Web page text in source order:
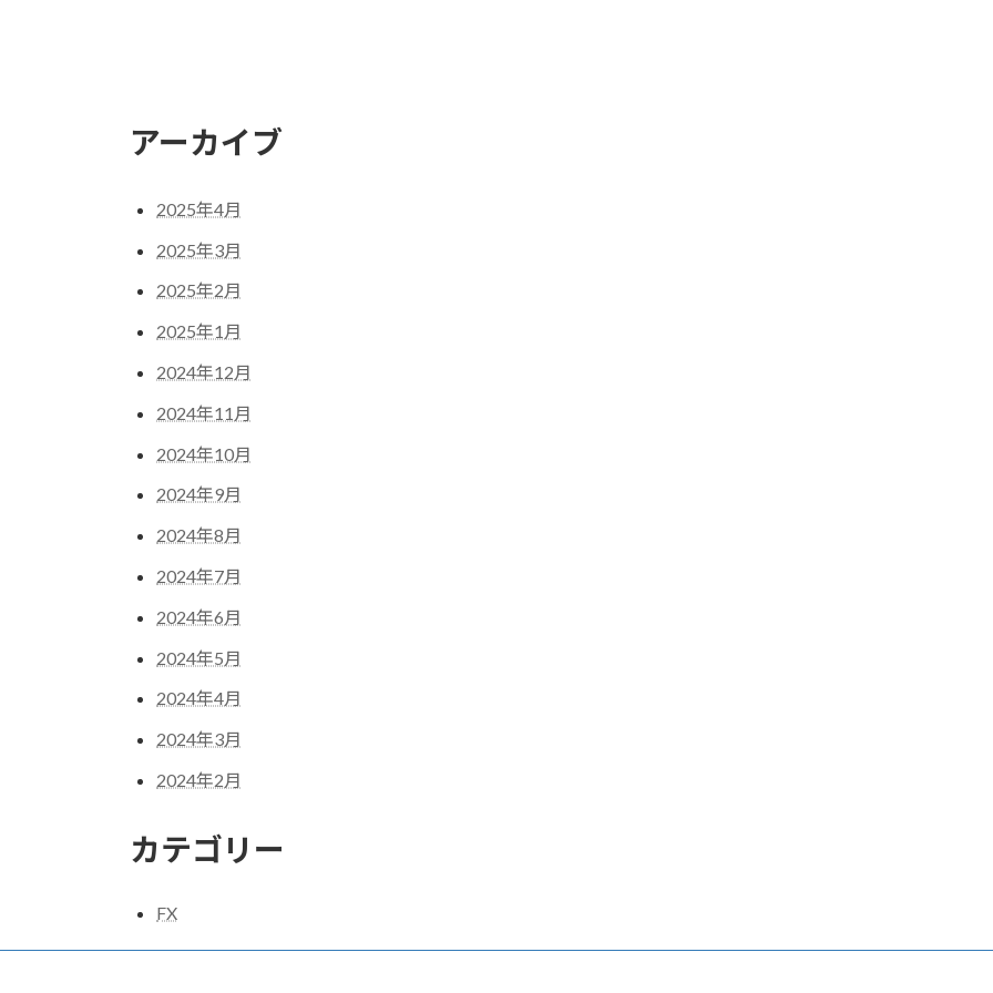
アーカイブ
2025年4月
2025年3月
2025年2月
2025年1月
2024年12月
2024年11月
2024年10月
2024年9月
2024年8月
2024年7月
2024年6月
2024年5月
2024年4月
2024年3月
2024年2月
カテゴリー
FX